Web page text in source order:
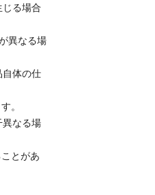
る場合
異なる場
自体の仕
。
なる場
とがあ